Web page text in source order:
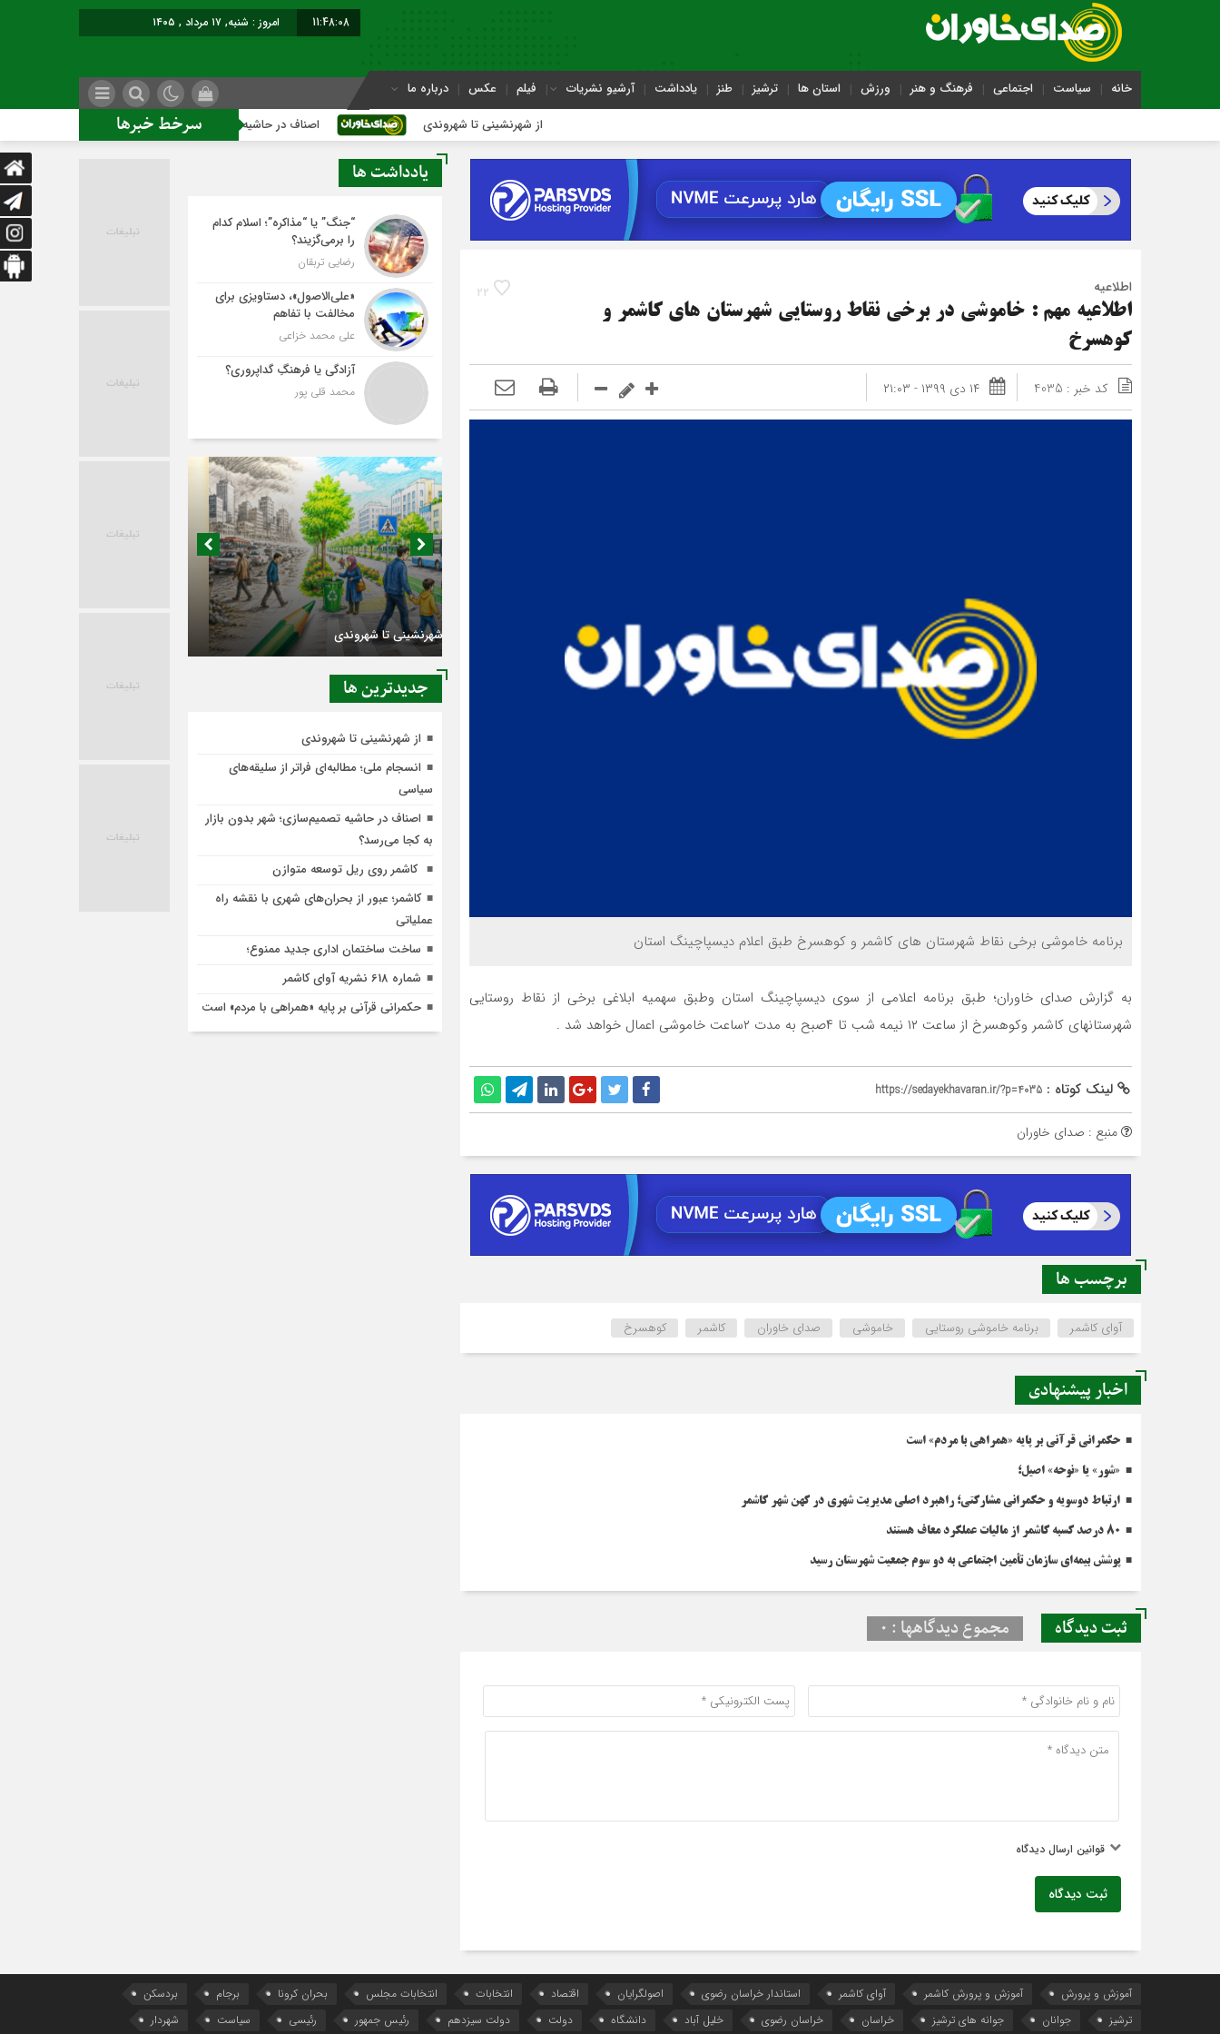
11:48:08 امروز : شنبه, ۱۷ مرداد , ۱۴۰۵
خانه سیاست اجتماعی فرهنگ و هنر ورزش استان ها ترشیز طنز یادداشت آرشیو نشریات فیلم عکس درباره ما
سرخط خبرها از شهرنشینی تا شهروندی اصناف در حاشیه تصمیم‌سازی؛ شهر بدون بازار به کجا می‌رسد؟
22 اطلاعیه
اطلاعیه مهم : خاموشی در برخی نقاط روستایی شهرستان های کاشمر و
کوهسرخ
کد خبر : 4035 ۱۴ دی ۱۳۹۹ - ۲۱:۰۳
برنامه خاموشی برخی نقاط شهرستان های کاشمر و کوهسرخ طبق اعلام دیسپاچینگ استان
به گزارش صدای خاوران؛ طبق برنامه اعلامی از سوی دیسپاچینگ استان وطبق سهمیه ابلاغی برخی از نقاط روستایی
شهرستانهای کاشمر وکوهسرخ از ساعت ۱۲ نیمه شب تا ۴صبح به مدت ۲ساعت خاموشی اعمال خواهد شد .
لینک کوتاه : https://sedayekhavaran.ir/?p=4035
منبع : صدای خاوران
برچسب ها
آوای کاشمر برنامه خاموشی روستایی خاموشی صدای خاوران کاشمر کوهسرخ
اخبار پیشنهادی
حکمرانی قرآنی بر پایه «همراهی با مردم» است
«شور» یا «نوحه» اصیل؛
ارتباط دوسویه و حکمرانی مشارکتی؛ راهبرد اصلی مدیریت شهری در کهن شهر کاشمر
۸۰ درصد کسبه کاشمر از مالیات عملکرد معاف هستند
پوشش بیمه‌ای سازمان تأمین اجتماعی به دو سوم جمعیت شهرستان رسید
ثبت دیدگاه مجموع دیدگاهها : 0
قوانین ارسال دیدگاه
ثبت دیدگاه
یادداشت ها
“جنگ” یا “مذاکره”؛ اسلام کدام
را برمی‌گزیند؟
رضایی تربقان
«علی‌الاصول»، دستاویزی برای
مخالفت با تفاهم
علی محمد خزاعی
آزادگی یا فرهنگِ گداپروری؟
محمد قلی پور
اصناف در حاشیه تصمیم‌سازی؛ شهر بدون بازار به
کجا می‌رسد؟
جديدترين ها
از شهرنشینی تا شهروندی
انسجام ملی؛ مطالبه‌ای فراتر از سلیقه‌های
سیاسی
اصناف در حاشیه تصمیم‌سازی؛ شهر بدون بازار
به کجا می‌رسد؟
کاشمر روی ریل توسعه متوازن
کاشمر؛ عبور از بحران‌های شهری با نقشه راه
عملیاتی
ساخت ساختمان اداری جدید ممنوع؛
شماره 618 نشریه آوای کاشمر
حکمرانی قرآنی بر پایه «همراهی با مردم» است
آموزش و پرورش آموزش و پرورش کاشمر آوای کاشمر استاندار خراسان رضوی اصولگرایان اقتصاد انتخابات انتخابات مجلس بحران کرونا برجام
بردسکن
ترشیز
جوانان جوانه های ترشیز خراسان خراسان رضوی خلیل آباد دانشگاه دولت دولت سیزدهم رئیس جمهور رئیسی سیاست شهردار